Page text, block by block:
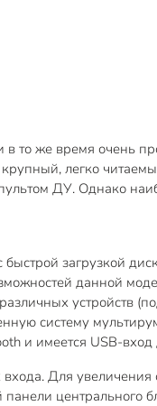
то же время очень
легко
ДУ. Однако
загрузкой
данной
устройств
систему
и имеется USB-
Для
центрального